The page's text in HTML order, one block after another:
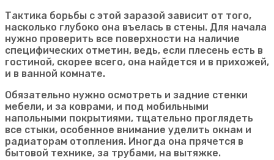
Тактика борьбы с этой заразой зависит от того,
насколько глубоко она въелась в стены. Для начала
нужно проверить все поверхности на наличие
специфических отметин, ведь, если плесень есть в
гостиной, скорее всего, она найдется и в прихожей,
и в ванной комнате.
Обязательно нужно осмотреть и задние стенки
мебели, и за коврами, и под мобильными
напольными покрытиями, тщательно проглядеть
все стыки, особенное внимание уделить окнам и
радиаторам отопления. Иногда она прячется в
бытовой технике, за трубами, на вытяжке.